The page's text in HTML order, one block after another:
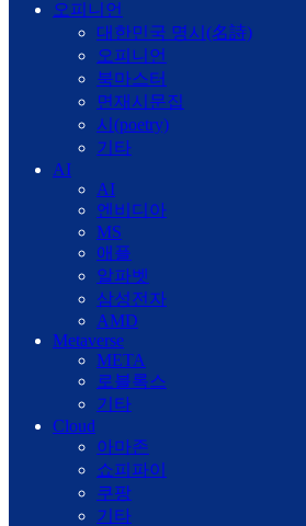
오피니언
대한민국 명시(名詩)
오피니언
북마스터
면재시문집
시(poetry)
기타
AI
AI
엔비디아
MS
애플
알파벳
삼성전자
AMD
Metaverse
META
로블록스
기타
Cloud
아마존
쇼피파이
쿠팡
기타